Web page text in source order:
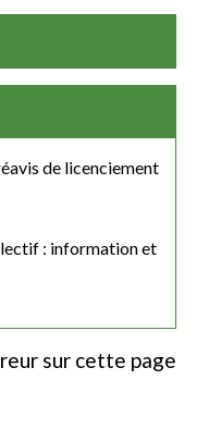
de licenciement
: information et
sur cette page